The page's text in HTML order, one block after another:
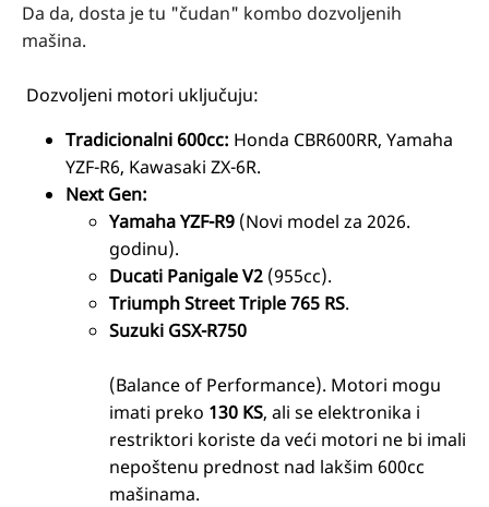
Da da, dosta je tu "čudan" kombo dozvoljenih
mašina.
Dozvoljeni motori uključuju:
Tradicionalni 600cc: Honda CBR600RR, Yamaha
YZF-R6, Kawasaki ZX-6R.
Next Gen:
Yamaha YZF-R9 (Novi model za 2026.
godinu).
Ducati Panigale V2 (955cc).
Triumph Street Triple 765 RS.
Suzuki GSX-R750
(Balance of Performance). Motori mogu
imati preko 130 KS, ali se elektronika i
restriktori koriste da veći motori ne bi imali
nepoštenu prednost nad lakšim 600cc
mašinama.